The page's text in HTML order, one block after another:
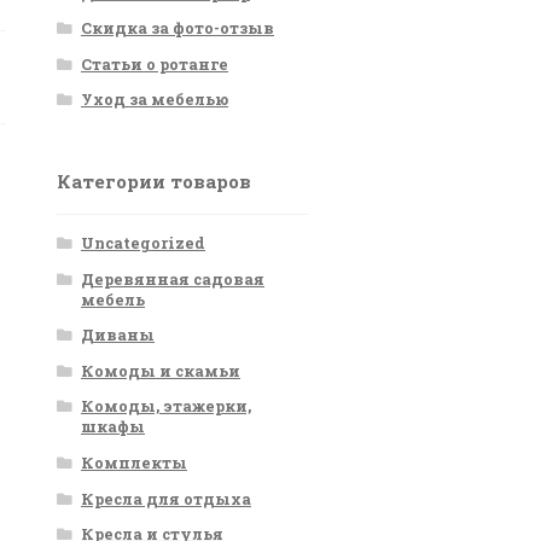
Скидка за фото-отзыв
Статьи о ротанге
Уход за мебелью
Категории товаров
Uncategorized
Деревянная садовая
мебель
Диваны
Комоды и скамьи
Комоды, этажерки,
шкафы
Комплекты
Кресла для отдыха
Кресла и стулья